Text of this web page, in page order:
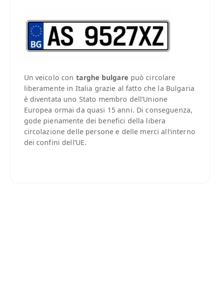
Un veicolo con targhe bulgare può circolare
liberamente in Italia grazie al fatto che la Bulgaria
è diventata uno Stato membro dell’Unione
Europea ormai da quasi 15 anni. Di conseguenza,
gode pienamente dei benefici della libera
circolazione delle persone e delle merci all’interno
dei confini dell’UE.